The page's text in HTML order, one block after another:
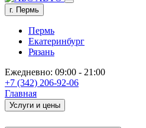
г. Пермь
Пермь
Екатеринбург
Рязань
Ежедневно: 09:00 - 21:00
+7 (342) 206-92-06
Главная
Услуги и цены